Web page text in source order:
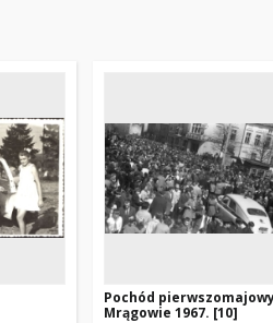
Pochód
Mrągowie 1967. [10]